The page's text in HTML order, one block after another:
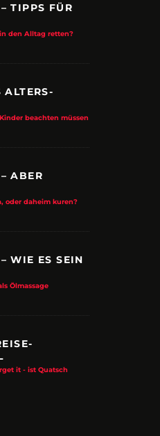
ZUPANCIC
TIPPS FÜR
den Alltag retten?
ALTERS-
beachten müssen
ABER
oder daheim kuren?
WIE ES SEIN
Ölmassage
it - ist Quatsch